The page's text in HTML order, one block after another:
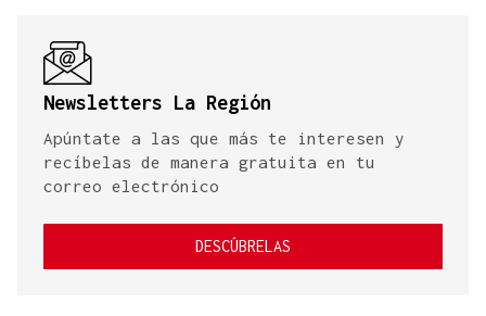
Newsletters La Región
Apúntate a las que más te interesen y
recíbelas de manera gratuita en tu
correo electrónico
DESCÚBRELAS